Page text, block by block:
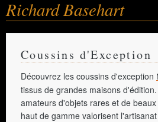
Richard Basehart
Coussins d'Exception
Découvrez les coussins d'exception
tissus de grandes maisons
amateurs d'objets rares et de
haut de gamme valorisent